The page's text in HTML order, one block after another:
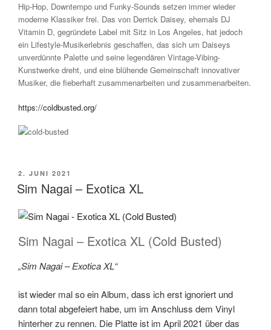
Hip-Hop, Downtempo und Funky-Sounds setzen immer wieder
moderne Klassiker frei. Das von Derrick Daisey, ehemals DJ
Vitamin D, gegründete Label mit Sitz in Los Angeles, hat jedoch
ein Lifestyle-Musikerlebnis geschaffen, das sich um Daiseys
unverdünnte Palette und seine legendären Vintage-Vibing-
Kunstwerke dreht, und eine blühende Gemeinschaft innovativer
Musiker, die fieberhaft zusammenarbeiten und zusammenarbeiten.
https://coldbusted.org/
VERÖFFENTLICHT
AM
2. JUNI 2021
Sim Nagai – Exotica XL
Sim Nagai – Exotica XL (Cold Busted)
„Sim Nagai – Exotica XL“
ist wieder mal so ein Album, dass ich erst ignoriert und
dann total abgefeiert habe, um im Anschluss dem Vinyl
hinterher zu rennen. Die Platte ist im April 2021 über das